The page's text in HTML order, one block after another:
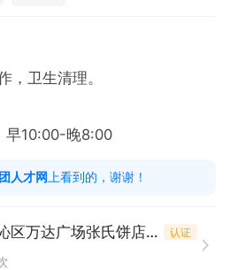
，卫生清理。
早10:00-晚8:00
人才网 上看到的，谢谢！
通辽市科尔沁区万达广场张氏饼店连锁店 认证